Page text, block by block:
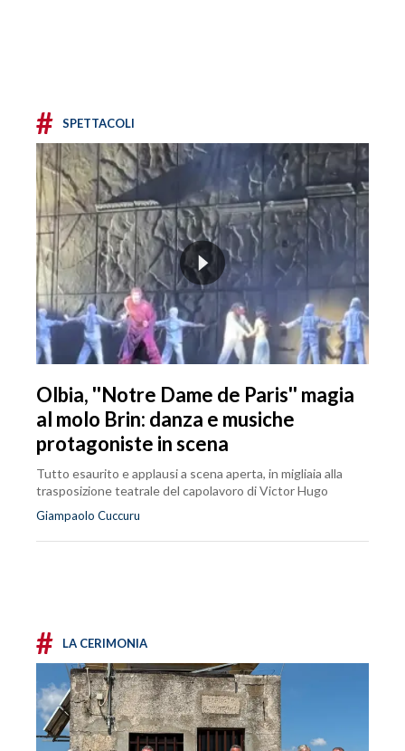
# SPETTACOLI
Olbia, ''Notre Dame de Paris'' magia
al molo Brin: danza e musiche
protagoniste in scena
Tutto esaurito e applausi a scena aperta, in migliaia alla
trasposizione teatrale del capolavoro di Victor Hugo
Giampaolo Cuccuru
# LA CERIMONIA